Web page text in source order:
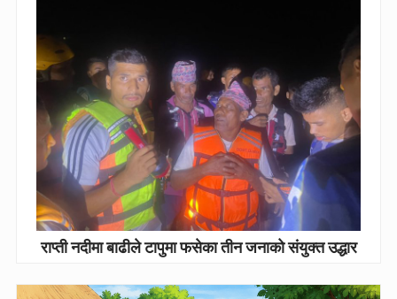
राप्ती नदीमा बाढीले टापुमा फसेका तीन जनाको संयुक्त उद्धार